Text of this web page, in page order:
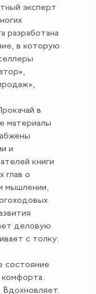
эксперт
разработана
в которую
в
материалы
и
книги
глав о
мышлении,
деловую
с толку.
состояние
Вдохновляет.